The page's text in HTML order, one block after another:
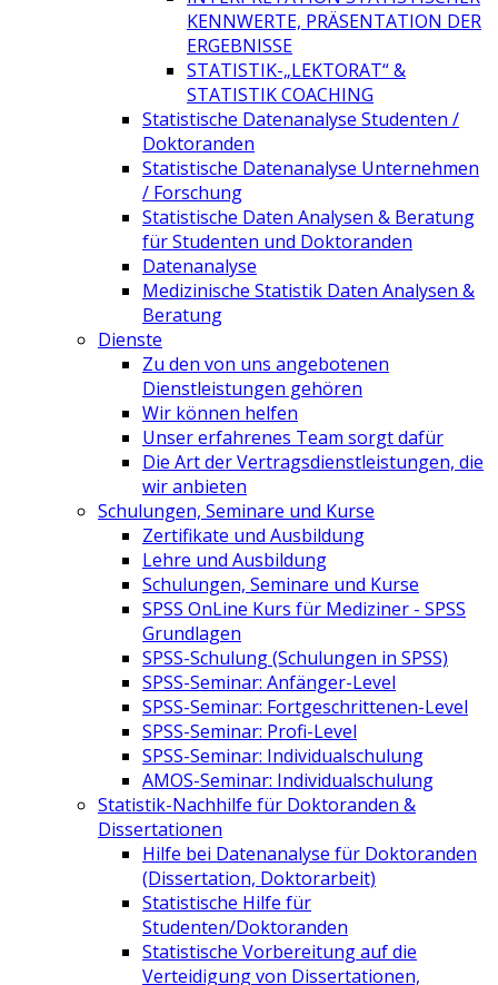
KENNWERTE, PRÄSENTATION DER
ERGEBNISSE
STATISTIK-„LEKTORAT“ &
STATISTIK COACHING
Statistische Datenanalyse Studenten /
Doktoranden
Statistische Datenanalyse Unternehmen
/ Forschung
Statistische Daten Analysen & Beratung
für Studenten und Doktoranden
Datenanalyse
Medizinische Statistik Daten Analysen &
Beratung
Dienste
Zu den von uns angebotenen
Dienstleistungen gehören
Wir können helfen
Unser erfahrenes Team sorgt dafür
Die Art der Vertragsdienstleistungen, die
wir anbieten
Schulungen, Seminare und Kurse
Zertifikate und Ausbildung
Lehre und Ausbildung
Schulungen, Seminare und Kurse
SPSS OnLine Kurs für Mediziner - SPSS
Grundlagen
SPSS-Schulung (Schulungen in SPSS)
SPSS-Seminar: Anfänger-Level
SPSS-Seminar: Fortgeschrittenen-Level
SPSS-Seminar: Profi-Level
SPSS-Seminar: Individualschulung
AMOS-Seminar: Individualschulung
Statistik-Nachhilfe für Doktoranden &
Dissertationen
Hilfe bei Datenanalyse für Doktoranden
(Dissertation, Doktorarbeit)
Statistische Hilfe für
Studenten/Doktoranden
Statistische Vorbereitung auf die
Verteidigung von Dissertationen,